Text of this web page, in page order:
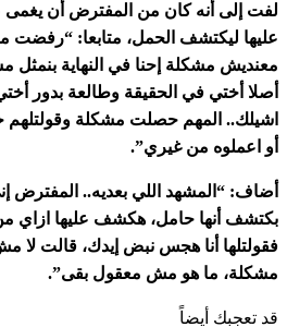
لفت إلى أنه كان من المفترض أن
عليها ليكتشف الحمل، متابعا: “رفضت منه
معنديش مشكلة إحنا في النهاية بنمثل
أصلا أختي في الحقيقة وطالعة بدور
اشيلك.. المهم حصلت مشكلة
أو اعملوه من غيري”.
أضاف: “المشهد اللي بعديه.. المفترض
بكتشف أنها حامل، هكشف عليها ازاي
فقولتلها أنا هجس نبض إيدك، قالت لا
مشكلة، ما هو مش معقول بقى”.
قد تعجبك أيضاً